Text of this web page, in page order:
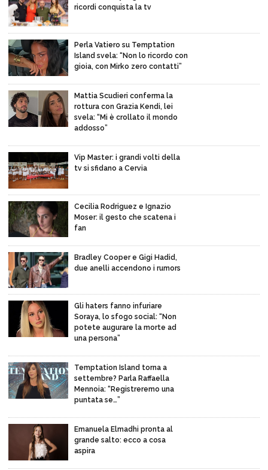
ricordi conquista la tv
Perla Vatiero su Temptation
Island svela: “Non lo ricordo con
gioia, con Mirko zero contatti”
Mattia Scudieri conferma la
rottura con Grazia Kendi, lei
svela: “Mi è crollato il mondo
addosso”
Vip Master: i grandi volti della
tv si sfidano a Cervia
Cecilia Rodriguez e Ignazio
Moser: il gesto che scatena i
fan
Bradley Cooper e Gigi Hadid,
due anelli accendono i rumors
Gli haters fanno infuriare
Soraya, lo sfogo social: “Non
potete augurare la morte ad
una persona”
Temptation Island torna a
settembre? Parla Raffaella
Mennoia: “Registreremo una
puntata se…”
Emanuela Elmadhi pronta al
grande salto: ecco a cosa
aspira